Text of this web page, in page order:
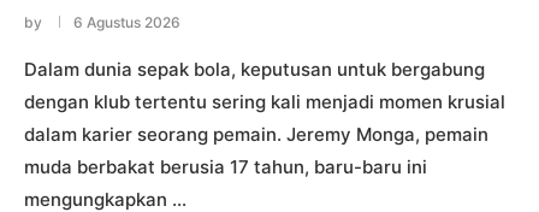
by 6 Agustus 2026
Dalam dunia sepak bola, keputusan untuk bergabung
dengan klub tertentu sering kali menjadi momen krusial
dalam karier seorang pemain. Jeremy Monga, pemain
muda berbakat berusia 17 tahun, baru-baru ini
mengungkapkan …